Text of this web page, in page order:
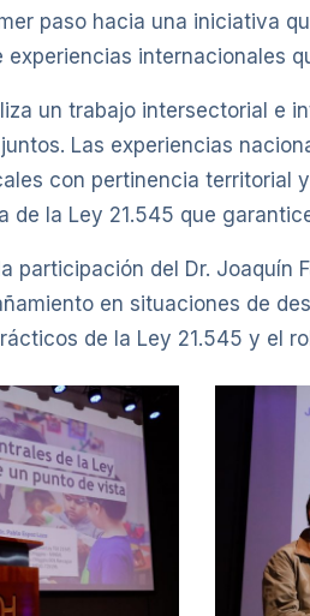
paso hacia una iniciativa
experiencias internacionales
un trabajo intersectorial e
Las experiencias
con pertinencia territorial
de la Ley 21.545 que
participación del Dr.
en situaciones de
de la Ley 21.545 y el